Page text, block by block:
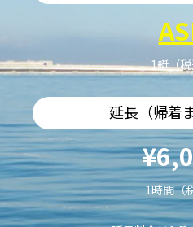
1艇（
延長（帰着
1時間（